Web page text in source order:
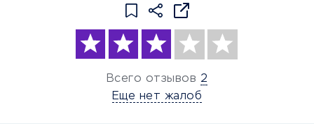
Всего отзывов 2
Еще нет жалоб